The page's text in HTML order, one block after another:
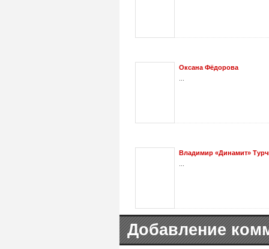
Оксана Фёдорова
Владимир «Динамит»
Добавление